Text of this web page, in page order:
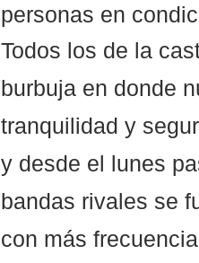
personas en
Todos los de la
burbuja en donde
tranquilidad y
y desde el lunes
bandas rivales se
con más